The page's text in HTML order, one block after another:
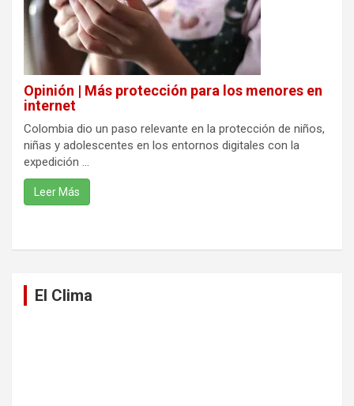
Opinión | Más protección para los menores en
internet
Colombia dio un paso relevante en la protección de niños,
niñas y adolescentes en los entornos digitales con la
expedición ...
Leer Más
El Clima